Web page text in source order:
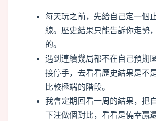
每天玩之前，先給自己定一個
線。歷史結果只能告訴你走勢
的。
遇到連續幾局都不在自己預期
接停手，去看看歷史結果是不
比較極端的階段。
我會定期回看一周的結果，把
下注做個對比，看看是僥幸贏